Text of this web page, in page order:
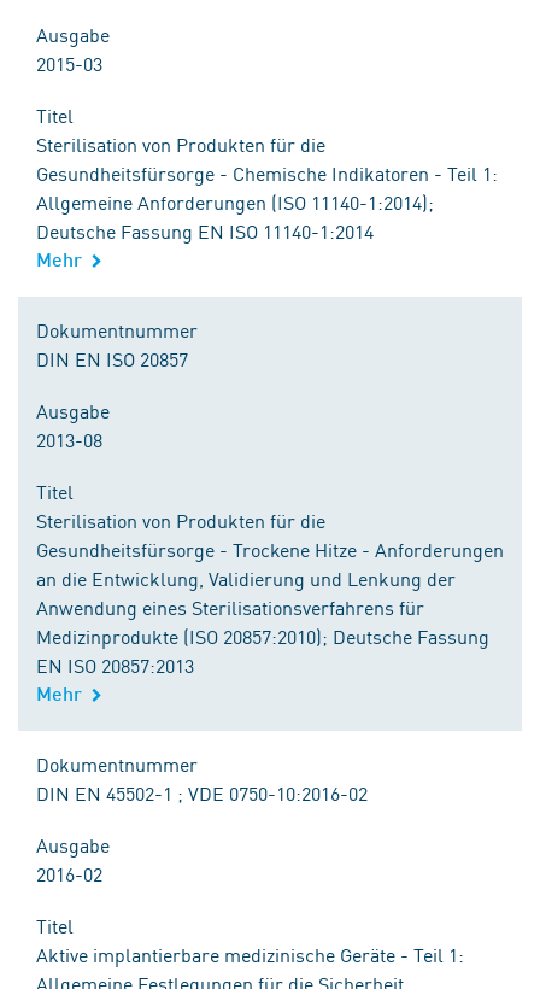
Ausgabe
2015-03
Titel
Sterilisation von Produkten für die
Gesundheitsfürsorge - Chemische Indikatoren - Teil 1:
Allgemeine Anforderungen (ISO 11140-1:2014);
Deutsche Fassung EN ISO 11140-1:2014
Mehr
Dokumentnummer
DIN EN ISO 20857
Ausgabe
2013-08
Titel
Sterilisation von Produkten für die
Gesundheitsfürsorge - Trockene Hitze - Anforderungen
an die Entwicklung, Validierung und Lenkung der
Anwendung eines Sterilisationsverfahrens für
Medizinprodukte (ISO 20857:2010); Deutsche Fassung
EN ISO 20857:2013
Mehr
Dokumentnummer
DIN EN 45502-1 ; VDE 0750-10:2016-02
Ausgabe
2016-02
Titel
Aktive implantierbare medizinische Geräte - Teil 1:
Allgemeine Festlegungen für die Sicherheit,